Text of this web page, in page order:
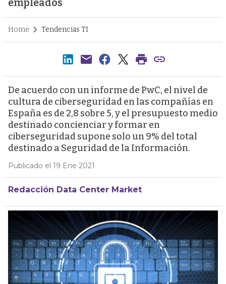
empleados
Home Tendencias TI
De acuerdo con un informe de PwC, el nivel de
cultura de ciberseguridad en las compañías en
España es de 2,8 sobre 5, y el presupuesto medio
destinado concienciar y formar en
ciberseguridad supone solo un 9% del total
destinado a Seguridad de la Información.
Publicado el 19 Ene 2021
Redacción Data Center Market